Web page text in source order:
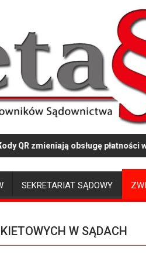
zmieniają obsługę płatności w sądzie
SEKRETARIAT SĄDOWY
W SĄDACH